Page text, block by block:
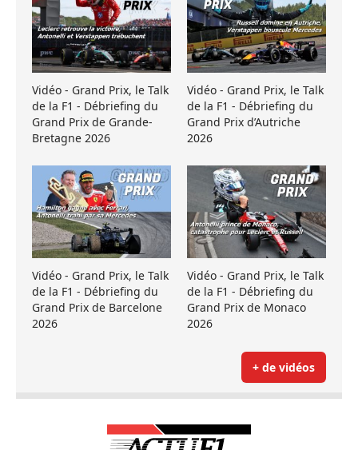
Vidéo - Grand Prix, le Talk
de la F1 - Débriefing du
Grand Prix de Grande-
Bretagne 2026
Vidéo - Grand Prix, le Talk
de la F1 - Débriefing du
Grand Prix d’Autriche
2026
Vidéo - Grand Prix, le Talk
de la F1 - Débriefing du
Grand Prix de Barcelone
2026
Vidéo - Grand Prix, le Talk
de la F1 - Débriefing du
Grand Prix de Monaco
2026
+ de vidéos